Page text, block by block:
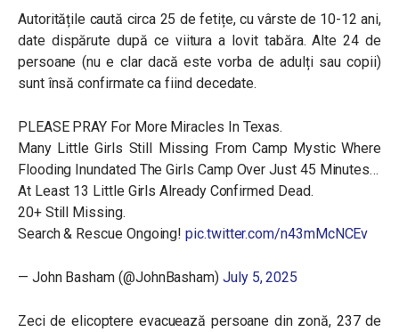
Autoritățile caută circa 25 de fetițe, cu vârste de 10-12 ani,
date dispărute după ce viitura a lovit tabăra. Alte 24 de
persoane (nu e clar dacă este vorba de adulți sau copii)
sunt însă confirmate ca fiind decedate.
PLEASE PRAY For More Miracles In Texas.
Many Little Girls Still Missing From Camp Mystic Where
Flooding Inundated The Girls Camp Over Just 45 Minutes…
At Least 13 Little Girls Already Confirmed Dead.
20+ Still Missing.
Search & Rescue Ongoing!pic.twitter.com/n43mMcNCEv
— John Basham (@JohnBasham) July 5, 2025
Zeci de elicoptere evacuează persoane din zonă, 237 de